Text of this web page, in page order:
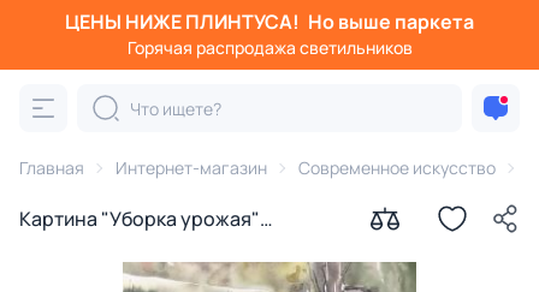
ЦЕНЫ НИЖЕ ПЛИНТУСА! Но выше паркета
Горячая распродажа светильников
Главная Интернет-магазин Современное искусство
Картина "Уборка урожая"